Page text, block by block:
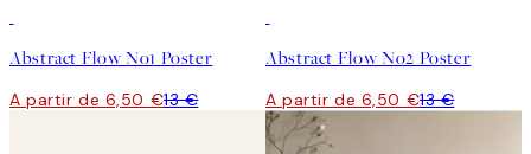
Abstract Flow No1 Poster
A partir de 6,50 €13 €
Abstract Flow No2 Poster
A partir de 6,50 €13 €